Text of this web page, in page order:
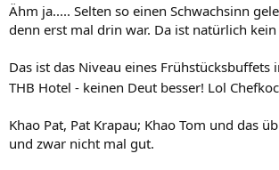
Ähm ja..... Selten so einen Schwachsinn
denn erst mal drin war. Da ist natürlich
Das ist das Niveau eines Frühstücksbuffets
THB Hotel - keinen Deut besser! Lol
Khao Pat, Pat Krapau; Khao Tom und das
und zwar nicht mal gut.